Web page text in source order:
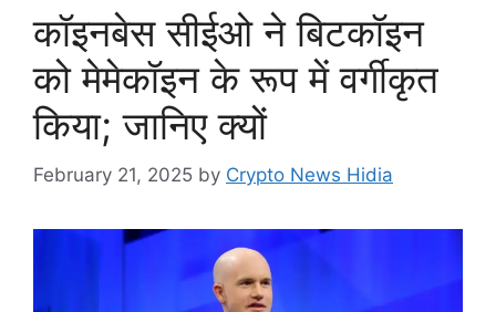
कॉइनबेस सीईओ ने बिटकॉइन
को मेमेकॉइन के रूप में वर्गीकृत
किया; जानिए क्यों
February 21, 2025 by Crypto News Hidia